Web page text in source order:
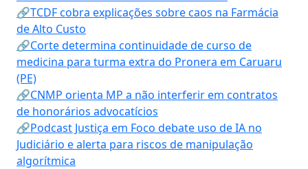
🔗TCDF cobra explicações sobre caos na Farmácia
de Alto Custo
🔗Corte determina continuidade de curso de
medicina para turma extra do Pronera em Caruaru
(PE)
🔗CNMP orienta MP a não interferir em contratos
de honorários advocatícios
🔗Podcast Justiça em Foco debate uso de IA no
Judiciário e alerta para riscos de manipulação
algorítmica